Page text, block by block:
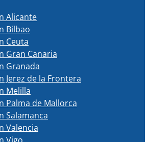
Alicante
Bilbao
Ceuta
Gran Canaria
Granada
Jerez de la Frontera
Melilla
Palma de Mallorca
Salamanca
Valencia
Vigo